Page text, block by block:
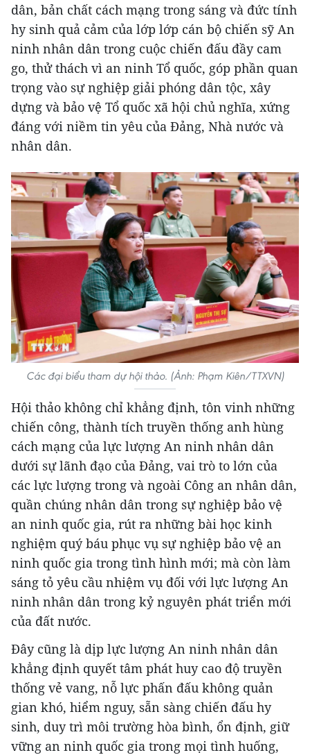
dân, bản chất cách mạng trong sáng và đức tính
hy sinh quả cảm của lớp lớp cán bộ chiến sỹ An
ninh nhân dân trong cuộc chiến đấu đầy cam
go, thử thách vì an ninh Tổ quốc, góp phần quan
trọng vào sự nghiệp giải phóng dân tộc, xây
dựng và bảo vệ Tổ quốc xã hội chủ nghĩa, xứng
đáng với niềm tin yêu của Đảng, Nhà nước và
nhân dân.
Các đại biểu tham dự hội thảo. (Ảnh: Phạm Kiên/TTXVN)
Hội thảo không chỉ khẳng định, tôn vinh những
chiến công, thành tích truyền thống anh hùng
cách mạng của lực lượng An ninh nhân dân
dưới sự lãnh đạo của Đảng, vai trò to lớn của
các lực lượng trong và ngoài Công an nhân dân,
quần chúng nhân dân trong sự nghiệp bảo vệ
an ninh quốc gia, rút ra những bài học kinh
nghiệm quý báu phục vụ sự nghiệp bảo vệ an
ninh quốc gia trong tình hình mới; mà còn làm
sáng tỏ yêu cầu nhiệm vụ đối với lực lượng An
ninh nhân dân trong kỷ nguyên phát triển mới
của đất nước.
Đây cũng là dịp lực lượng An ninh nhân dân
khẳng định quyết tâm phát huy cao độ truyền
thống vẻ vang, nỗ lực phấn đấu không quản
gian khó, hiểm nguy, sẵn sàng chiến đấu hy
sinh, duy trì môi trường hòa bình, ổn định, giữ
vững an ninh quốc gia trong mọi tình huống,